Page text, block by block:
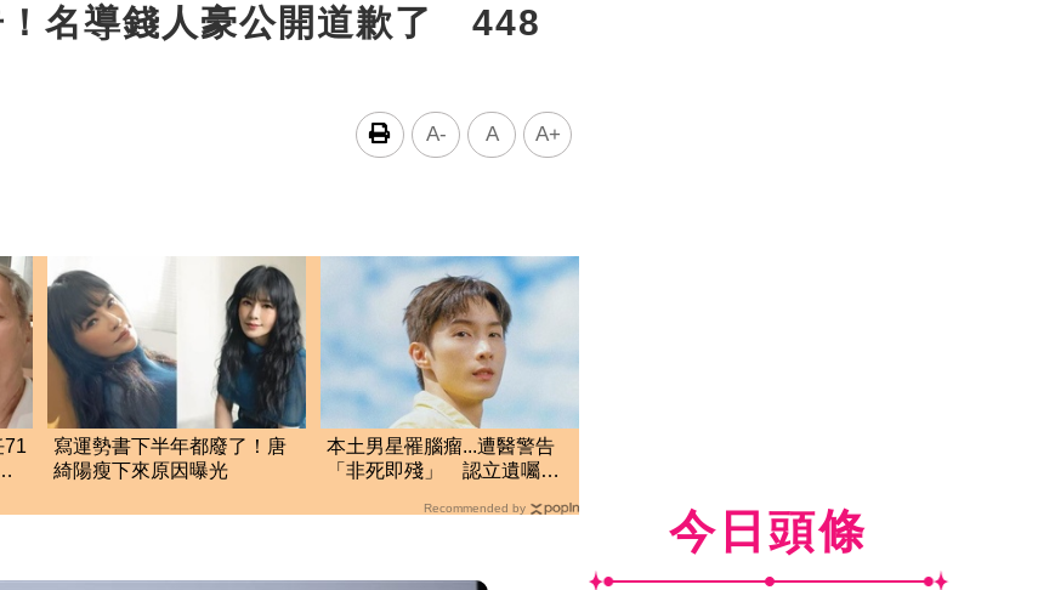
！名導錢人豪公開道歉了 448
A- A A+
71
寫運勢書下半年都廢了！唐
綺陽瘦下來原因曝光
本土男星罹腦瘤...遭醫警告
「非死即殘」 認立遺囑：
Recommended by 今日頭條